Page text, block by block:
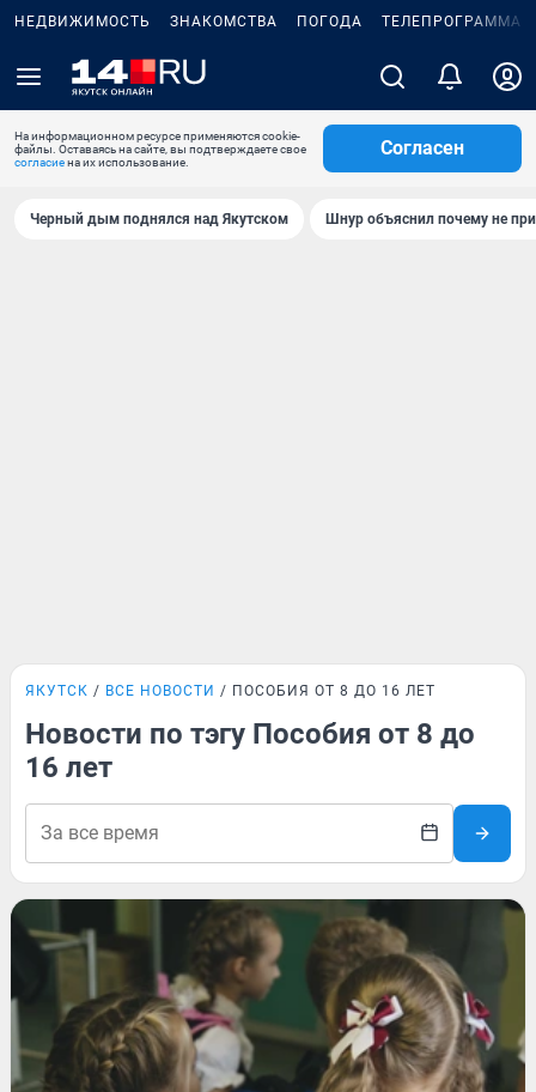
НЕДВИЖИМОСТЬ ЗНАКОМСТВА ПОГОДА ТЕЛЕПРОГРАММА
На информационном ресурсе применяются cookie-
файлы. Оставаясь на сайте, вы подтверждаете свое
согласиена их использование.
Согласен
Черный дым поднялся над Якутском Шнур объяснил почему не
ЯКУТСК ВСЕ НОВОСТИ ПОСОБИЯ ОТ 8 ДО 16 ЛЕТ
Новости по тэгу Пособия от 8 до
16 лет